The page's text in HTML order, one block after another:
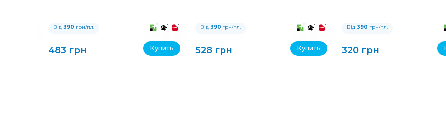
Від 390 грн/пл. 10 3 3
483 грн Купить
Від 390 грн/пл. 10 3 3
528 грн Купить
Від 390 грн/пл.
320 грн